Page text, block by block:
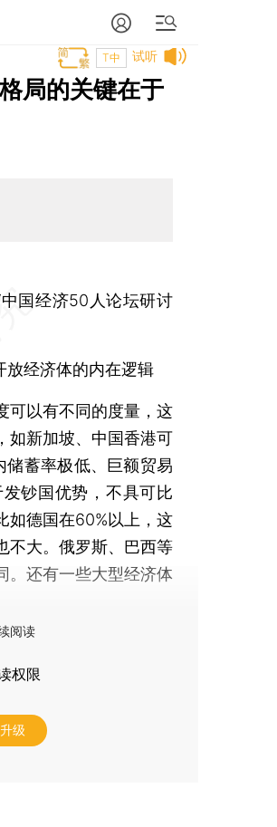
试听
T中
局的关键在于
国经济50人论坛研讨
放经济体的内在逻辑
以有不同的度量，这
如新加坡、中国香港可
储蓄率极低、巨额贸易
钞国优势，不具可比
如德国在60%以上，这
不大。俄罗斯、巴西等
。还有一些大型经济体
阅读
权限
级